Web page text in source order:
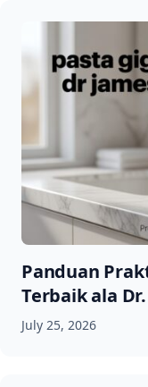
Panduan
Terbaik ala
July 25, 2026